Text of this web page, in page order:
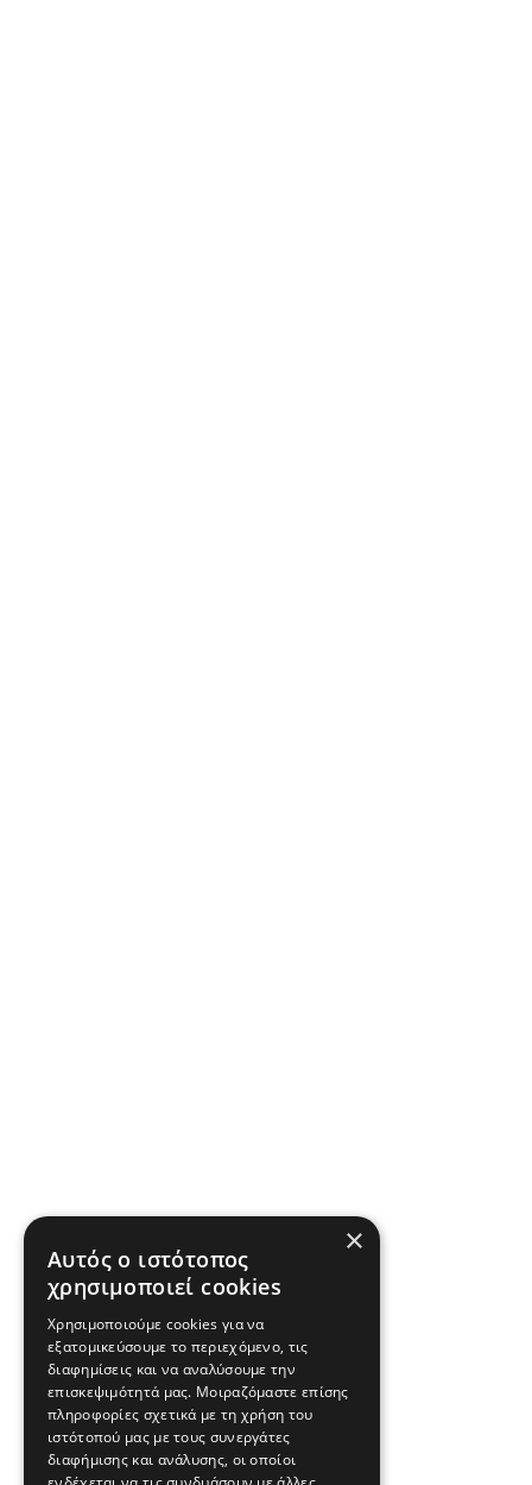
×
Αυτός ο ιστότοπος
χρησιμοποιεί cookies
Χρησιμοποιούμε cookies για να
εξατομικεύσουμε το περιεχόμενο, τις
διαφημίσεις και να αναλύσουμε την
επισκεψιμότητά μας. Μοιραζόμαστε επίσης
πληροφορίες σχετικά με τη χρήση του
ιστότοπού μας με τους συνεργάτες
διαφήμισης και ανάλυσης, οι οποίοι